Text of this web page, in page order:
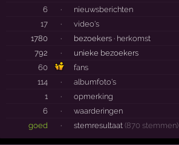
6
·
nieuwsberichten
17
·
video's
1780
· bezoekers · herkomst
792
·
unieke bezoekers
60
fans
114
·
albumfoto's
1
·
opmerking
6
·
waarderingen
goed
· stemresultaat (870 stemmen)